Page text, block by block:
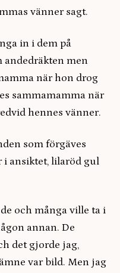
vänner sagt.
in i dem på
andedräkten men
när hon drog
sammamamma när
hennes vänner.
som förgäves
i ansiktet, lilaröd gul
och många ville ta i
annan. De
det gjorde jag,
var bild. Men jag